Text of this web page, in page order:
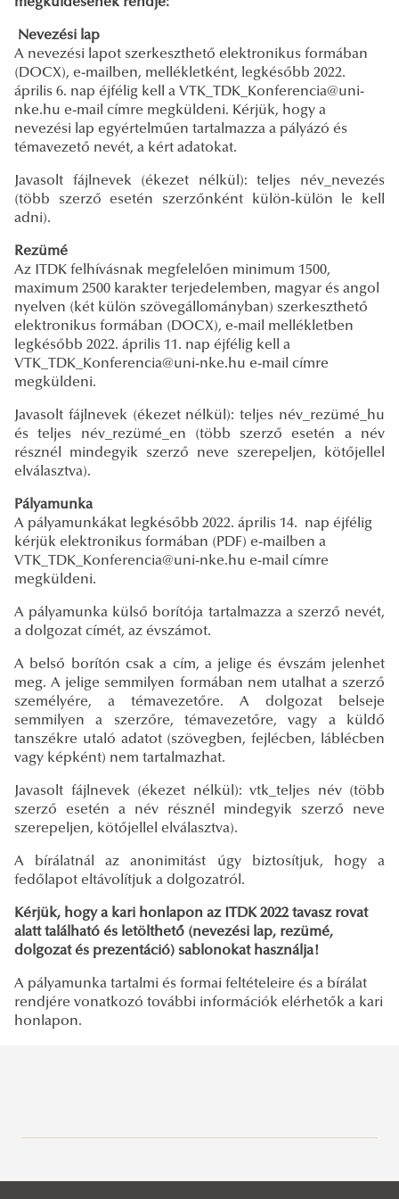
Rektori utasítások
Dékáni tájékoztatók, intézkedések, utasítások
Nevezési lap
A nevezési lapot szerkeszthető elektronikus formában
(DOCX), e-mailben, mellékletként, legkésőbb 2022.
április 6. nap éjfélig kell a VTK_TDK_Konferencia@uni-
nke.hu e-mail címre megküldeni. Kérjük, hogy a
nevezési lap egyértelműen tartalmazza a pályázó és
témavezető nevét, a kért adatokat.
Javasolt fájlnevek (ékezet nélkül): teljes név_nevezés
(több szerző esetén szerzőnként külön-külön le kell
adni).
Rezümé
Az ITDK felhívásnak megfelelően minimum 1500,
maximum 2500 karakter terjedelemben, magyar és angol
nyelven (két külön szövegállományban) szerkeszthető
elektronikus formában (DOCX), e-mail mellékletben
legkésőbb 2022. április 11. nap éjfélig kell a
VTK_TDK_Konferencia@uni-nke.hu e-mail címre
megküldeni.
Javasolt fájlnevek (ékezet nélkül): teljes név_rezümé_hu
és teljes név_rezümé_en (több szerző esetén a név
résznél mindegyik szerző neve szerepeljen, kötőjellel
elválasztva).
Pályamunka
A pályamunkákat legkésőbb 2022. április 14. nap éjfélig
kérjük elektronikus formában (PDF) e-mailben a
VTK_TDK_Konferencia@uni-nke.hu e-mail címre
megküldeni.
A pályamunka külső borítója tartalmazza a szerző nevét,
a dolgozat címét, az évszámot.
A belső borítón csak a cím, a jelige és évszám jelenhet
meg. A jelige semmilyen formában nem utalhat a szerző
személyére, a témavezetőre. A dolgozat belseje
semmilyen a szerzőre, témavezetőre, vagy a küldő
tanszékre utaló adatot (szövegben, fejlécben, láblécben
vagy képként) nem tartalmazhat.
Javasolt fájlnevek (ékezet nélkül): vtk_teljes név (több
szerző esetén a név résznél mindegyik szerző neve
szerepeljen, kötőjellel elválasztva).
A bírálatnál az anonimitást úgy biztosítjuk, hogy a
fedőlapot eltávolítjuk a dolgozatról.
Kérjük, hogy a kari honlapon az ITDK 2022 tavasz rovat
alatt található és letölthető (nevezési lap, rezümé,
dolgozat és prezentáció) sablonokat használja!
A pályamunka tartalmi és formai feltételeire és a bírálat
rendjére vonatkozó további információk elérhetők a kari
honlapon.